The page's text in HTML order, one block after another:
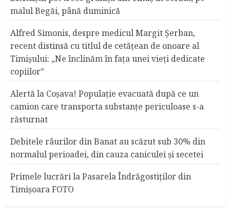
malul Begăi, până duminică
Alfred Simonis, despre medicul Margit Şerban,
recent distinsă cu titlul de cetățean de onoare al
Timişului: „Ne înclinăm în fața unei vieți dedicate
copiilor”
Alertă la Coşava! Populaţie evacuată după ce un
camion care transporta substanţe periculoase s-a
răsturnat
Debitele râurilor din Banat au scăzut sub 30% din
normalul perioadei, din cauza caniculei şi secetei
Primele lucrări la Pasarela Îndrăgostiţilor din
Timişoara FOTO